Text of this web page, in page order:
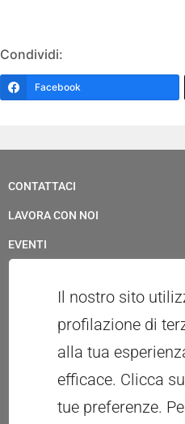
Condividi:
Facebook
CONTATTACI
LAVORA CON NOI
EVENTI
UFFICIO STAMPA & MULTIMEDIA
WHISTLEBLOWING
PATROCINI E CONCESSIONE USO
Il nostro sito
profilazione di
alla tua
efficace. Clicca
tue preferenze.